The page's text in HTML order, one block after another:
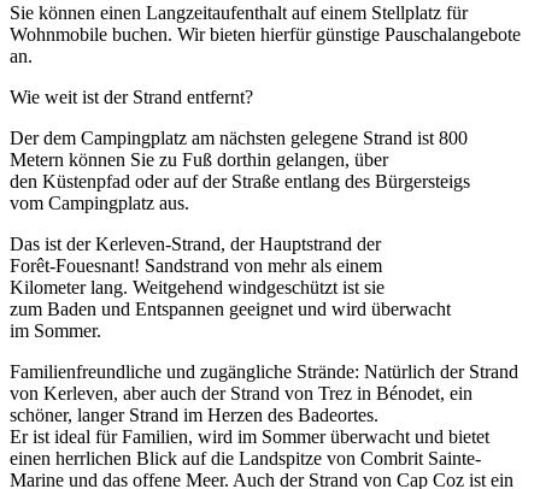
Sie können einen Langzeitaufenthalt auf einem Stellplatz für
Wohnmobile buchen. Wir bieten hierfür günstige Pauschalangebote
an.
Wie weit ist der Strand entfernt?
Der dem Campingplatz am nächsten gelegene Strand ist 800
Metern können Sie zu Fuß dorthin gelangen, über
den Küstenpfad oder auf der Straße entlang des Bürgersteigs
vom Campingplatz aus.
Das ist der Kerleven-Strand, der Hauptstrand der
Forêt-Fouesnant! Sandstrand von mehr als einem
Kilometer lang. Weitgehend windgeschützt ist sie
zum Baden und Entspannen geeignet und wird überwacht
im Sommer.
Familienfreundliche und zugängliche Strände: Natürlich der Strand
von Kerleven, aber auch der Strand von Trez in Bénodet, ein
schöner, langer Strand im Herzen des Badeortes.
Er ist ideal für Familien, wird im Sommer überwacht und bietet
einen herrlichen Blick auf die Landspitze von Combrit Sainte-
Marine und das offene Meer. Auch der Strand von Cap Coz ist ein